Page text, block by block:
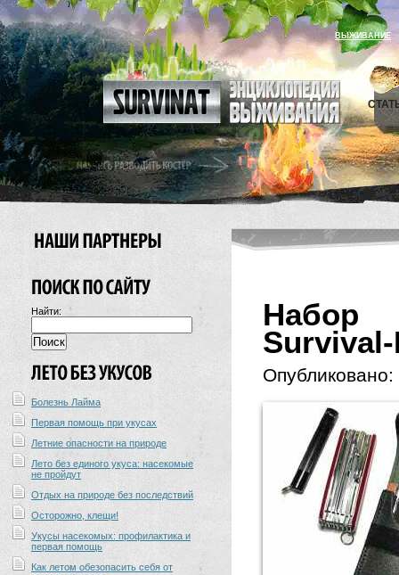
ВЫЖИВАНИЕ
Найти:
Болезнь Лайма
Первая помощь при укусах
Летние опасности на природе
Лето без единого укуса: насекомые
не пройдут
Отдых на природе без последствий
Осторожно, клещи!
Укусы насекомых: профилактика и
первая помощь
Как летом обезопасить себя от
Опубликовано: